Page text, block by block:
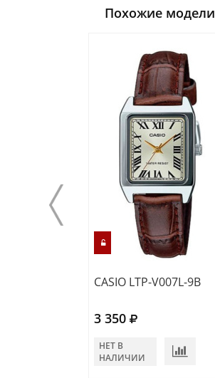
Похожие модели
CASIO LTP-V007L-9B
3 350
НЕТ В
НАЛИЧИИ